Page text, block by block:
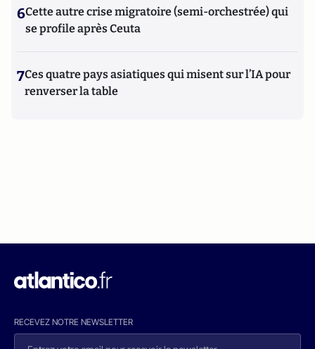
6Cette autre crise migratoire (semi-orchestrée) qui
se profile après Ceuta
7Ces quatre pays asiatiques qui misent sur l’IA pour
renverser la table
RECEVEZ NOTRE NEWSLETTER